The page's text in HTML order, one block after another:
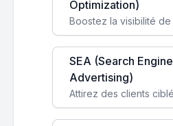
Optimization)
SEA (Search Engine
Advertising)